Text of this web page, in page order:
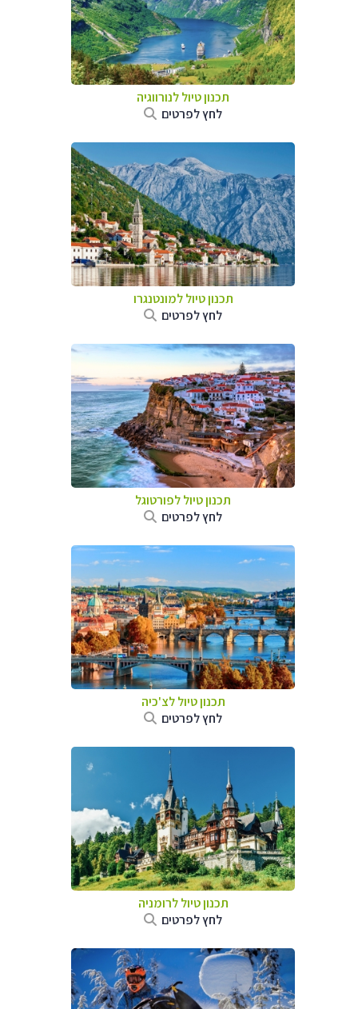
תכנון טיול לנורווגיה
לחץ לפרטים
תכנון טיול למונטנגרו
לחץ לפרטים
תכנון טיול לפורטוגל
לחץ לפרטים
תכנון טיול לצ'כיה
לחץ לפרטים
תכנון טיול לרומניה
לחץ לפרטים